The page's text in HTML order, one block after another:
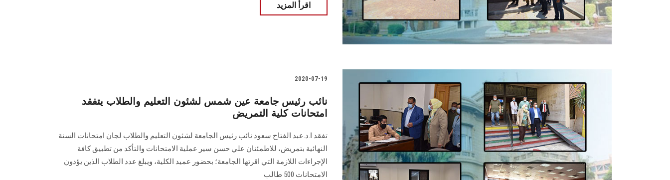
اقرأ المزيد
2020-07-19
نائب رئيس جامعة عين شمس لشئون التعليم والطلاب يتفقد
امتحانات كلية التمريض
تفقد ا.د.عبد الفتاح سعود نائب رئيس الجامعة لشئون التعليم والطلاب لجان امتحانات السنة
النهائية بتمريض، للاطمئنان علي حسن سير عملية الامتحانات والتأكد من تطبيق كافة
الإجراءات اللازمة التي اقرتها الجامعة؛ بحضور عميد الكلية، ويبلغ عدد الطلاب الذين يؤدون
الامتحانات 500 طالب